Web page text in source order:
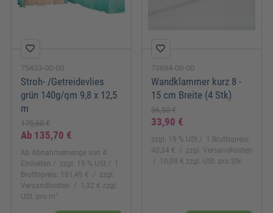
75433-00-00
Stroh- /Getreidevlies
grün 140g/qm 9,8 x 12,5
m
175,60 €
Ab 135,70 €
Ab Abnahmemenge von 4
Einheiten
zzgl. 19 % USt
1
Bruttopreis: 161,49 €
zzgl.
Versandkosten
1,32 € zzgl.
USt. pro m
73684-00-00
Wandklammer kurz 8 -
15 cm Breite (4 Stk)
36,50 €
33,90 €
zzgl. 19 % USt
1 Bruttopreis:
40,34 €
zzgl. Versandkosten
10,09 € zzgl. USt. pro Stk.